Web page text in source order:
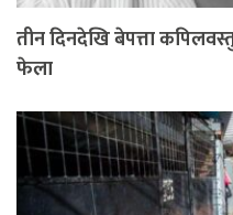
तीन दिनदेखि बेपत्ता
फेला